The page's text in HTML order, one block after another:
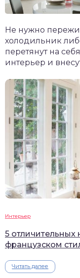
Не нужно
холодильник
перетянут на
интерьер и
Интерьер
5 отличительных
французском
Читать далее